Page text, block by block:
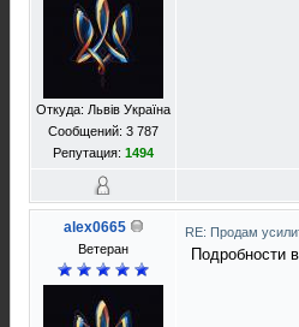
Откуда: Львів Україна
Сообщений: 3 787
Репутация: 1494
alex0665
Ветеран
RE: Продам
Подробности